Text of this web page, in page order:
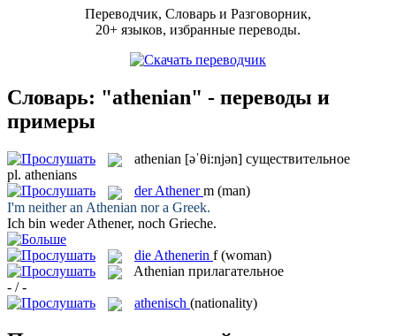
Переводчик, Словарь и Разговорник,
20+ языков, избранные переводы.
Словарь: "athenian" - переводы и
примеры
athenian [əˈθi:njən] существительное
pl. athenians
derAthener m (man)
I'm neither an Athenian nor a Greek.
Ich bin wederAthener, noch Grieche.
die Athenerin f (woman)
Athenian прилагательное
- / -
athenisch (nationality)